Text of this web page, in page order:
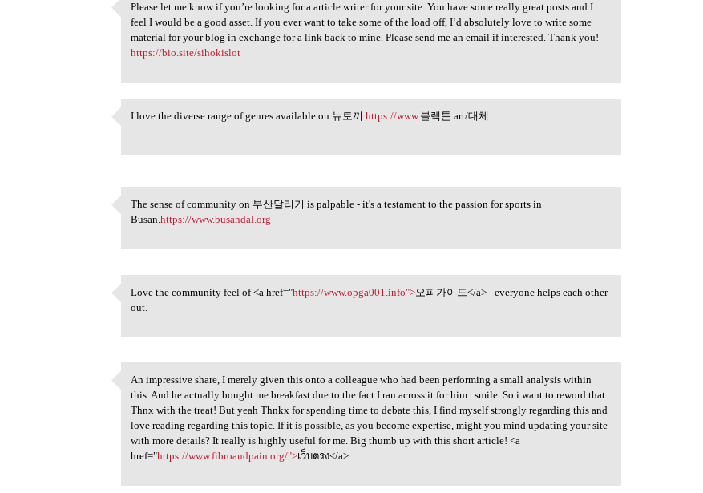
Please let me know if you’re
Please let me know if you’re looking for a article writer for your site. You have some really great posts and I
feel I would be a good asset. If you ever want to take some of the load off, I’d absolutely love to write some
material for your blog in exchange for a link back to mine. Please send me an email if interested. Thank you!
https://bio.site/sihokislot
I love the diverse range of
I love the diverse range of genres available on 뉴토끼.https://www.블랙툰.art/대체
The sense of community on
The sense of community on 부산달리기 is palpable - it's a testament to the passion for sports in
Busan.https://www.busandal.org
Love the community feel of <a
Love the community feel of <a href="https://www.opga001.info">오피가이드</a> - everyone helps each other
out.
An impressive share, I merely
An impressive share, I merely given this onto a colleague who had been performing a small analysis within
this. And he actually bought me breakfast due to the fact I ran across it for him.. smile. So i want to reword that:
Thnx with the treat! But yeah Thnkx for spending time to debate this, I find myself strongly regarding this and
love reading regarding this topic. If it is possible, as you become expertise, might you mind updating your site
with more details? It really is highly useful for me. Big thumb up with this short article! <a
href="https://www.fibroandpain.org/">เว็บตรง</a>